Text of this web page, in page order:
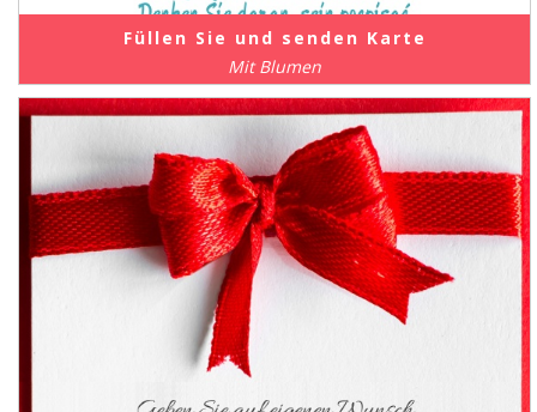
Füllen Sie und senden Karte
Mit Blumen